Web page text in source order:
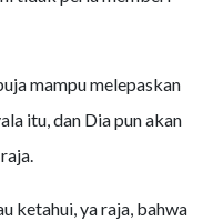
mampu melepaskan
itu, dan Dia pun akan
ketahui, ya raja, bahwa